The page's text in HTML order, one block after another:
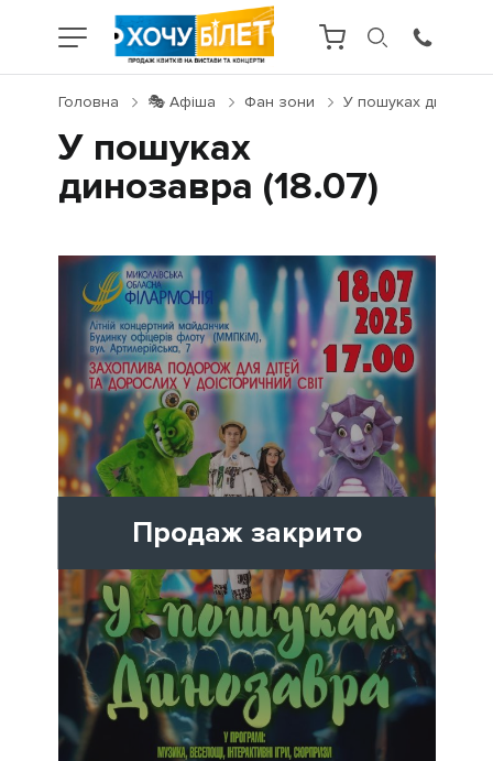
Головна 🎭 Афіша Фан зони У пошуках
У пошуках
динозавра (18.07)
Продаж закрито